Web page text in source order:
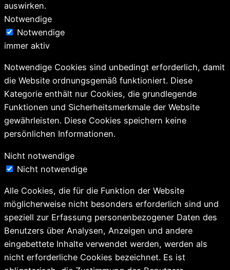
auswirken.
Notwendige
Notwendige
immer aktiv
Notwendige Cookies sind unbedingt erforderlich, damit
die Website ordnungsgemäß funktioniert. Diese
Kategorie enthält nur Cookies, die grundlegende
Funktionen und Sicherheitsmerkmale der Website
gewährleisten. Diese Cookies speichern keine
persönlichen Informationen.
Nicht notwendige
Nicht notwendige
Alle Cookies, die für die Funktion der Website
möglicherweise nicht besonders erforderlich sind und
speziell zur Erfassung personenbezogener Daten des
Benutzers über Analysen, Anzeigen und andere
eingebettete Inhalte verwendet werden, werden als
nicht erforderliche Cookies bezeichnet. Es ist